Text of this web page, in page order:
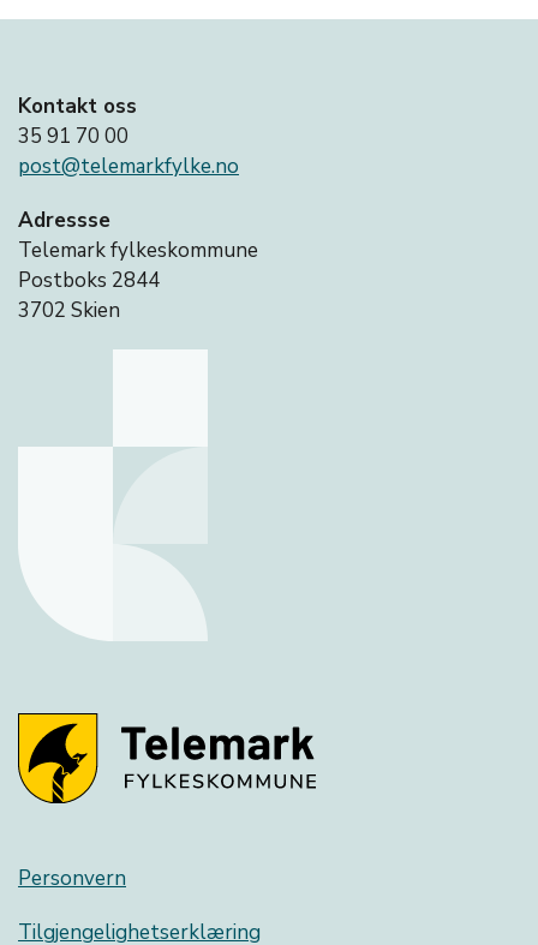
Kontakt oss
35 91 70 00
post@telemarkfylke.no
Adressse
Telemark fylkeskommune
Postboks 2844
3702 Skien
Personvern
Tilgjengelighetserklæring